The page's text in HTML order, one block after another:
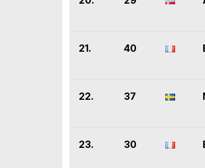
21. 40
22. 37
23. 30